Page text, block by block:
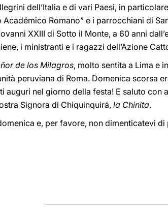
dell’Italia e di vari Paesi, in
Académico Romano” e i parrocchiani di
XXIII di Sotto il Monte, a 60 anni
i ministranti e i ragazzi dell’Azione
de los Milagros, molto sentita a Lima e
peruviana di Roma. Domenica scorsa
auguri nel giorno della festa! E saluto con
Signora di Chiquinquirá, la Chinita.
e, per favore, non dimenticatevi